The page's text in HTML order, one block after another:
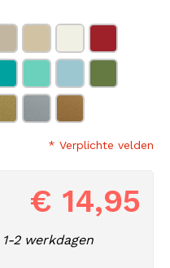
* Verplichte velden
€ 14,95
2 werkdagen